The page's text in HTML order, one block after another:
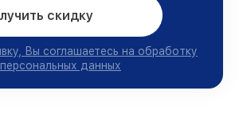
скидку
Вы соглашаетесь на обработку
персональных данных